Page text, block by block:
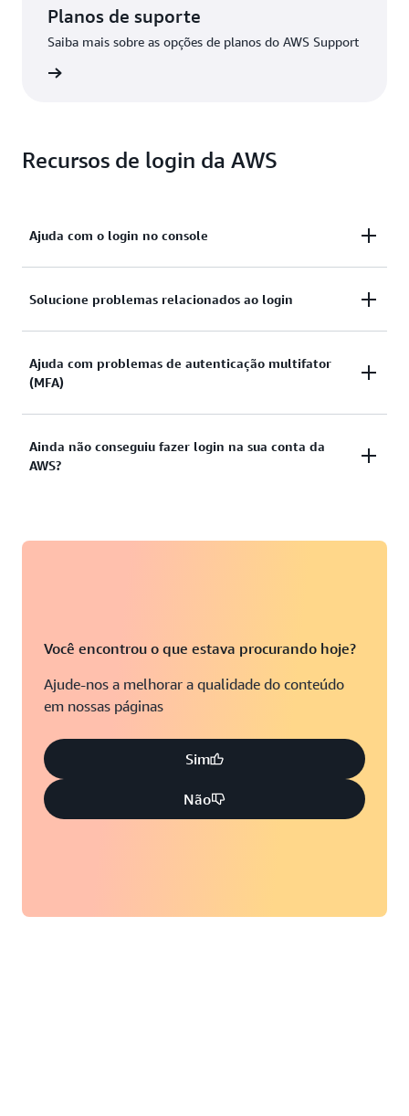
Planos de suporte
Saiba mais sobre as opções de planos do AWS Support
Recursos de login da AWS
Ajuda com o login no console
Você precisa de ajuda para fazer login no Console de
Visualizar documentação
Solucione problemas relacionados ao login
Você tentou fazer login utilizando as credenciais
fornecidas, mas não obteve êxito? Ou não dispõe
Visualizar soluções
Ajuda com problemas de autenticação multifator
(MFA)
Dispositivo de autenticação multifator (MFA)
perdido ou inutilizável
Ainda não conseguiu fazer login na sua conta da
AWS?
Você encontrou o que estava procurando hoje?
Ajude-nos a melhorar a qualidade do conteúdo
em nossas páginas
Sim
Não